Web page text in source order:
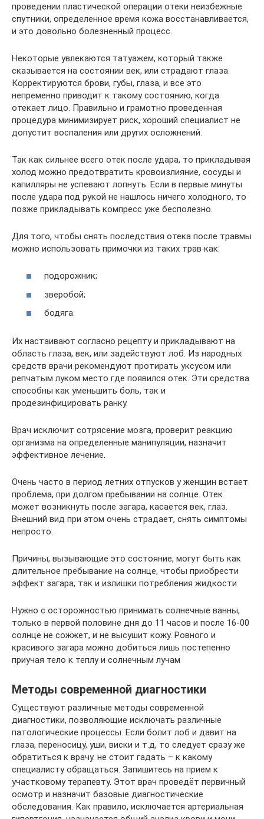
проведении пластической операции отеки неизбежные
спутники, определенное время кожа восстанавливается,
и это довольно болезненный процесс.
Некоторые увлекаются татуажем, который также
сказывается на состоянии век, или страдают глаза.
Корректируются брови, губы, глаза, и все это
непременно приводит к такому состоянию, когда
отекает лицо. Правильно и грамотно проведенная
процедура минимизирует риск, хороший специалист не
допустит воспаления или других осложнений.
Так как сильнее всего отек после удара, то прикладывая
холод можно предотвратить кровоизлияние, сосуды и
капилляры не успевают лопнуть. Если в первые минуты
после удара под рукой не нашлось ничего холодного, то
позже прикладывать компресс уже бесполезно.
Для того, чтобы снять последствия отека после травмы
можно использовать примочки из таких трав как:
подорожник;
зверобой;
бодяга.
Их настаивают согласно рецепту и прикладывают на
область глаза, век, или задействуют лоб. Из народных
средств врачи рекомендуют протирать уксусом или
репчатым луком место где появился отек. Эти средства
способны как уменьшить боль, так и
продезинфицировать ранку.
Врач исключит сотрясение мозга, проверит реакцию
организма на определенные манипуляции, назначит
эффективное лечение.
Очень часто в период летних отпусков у женщин встает
проблема, при долгом пребывании на солнце. Отек
может возникнуть после загара, касается век, глаз.
Внешний вид при этом очень страдает, снять симптомы
непросто.
Причины, вызывающие это состояние, могут быть как
длительное пребывание на солнце, чтобы приобрести
эффект загара, так и излишки потребления жидкости
Нужно с осторожностью принимать солнечные ванны,
только в первой половине дня до 11 часов и после 16-00
солнце не сожжет, и не высушит кожу. Ровного и
красивого загара можно добиться лишь постепенно
приучая тело к теплу и солнечным лучам
Методы современной диагностики
Существуют различные методы современной
диагностики, позволяющие исключать различные
патологические процессы. Если болит лоб и давит на
глаза, переносицу, уши, виски и т.д, то следует сразу же
обратиться к врачу. не стоит гадать – к какому
специалисту обращаться. Запишитесь на прием к
участковому терапевту. Этот врач проведёт первичный
осмотр и назначит базовые диагностические
обследования. Как правило, исключается артериальная